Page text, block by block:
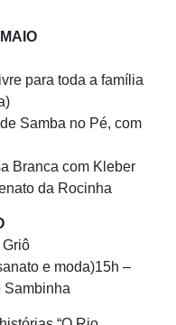
para toda a família
Samba no Pé, com
Branca com Kleber
da Rocinha
Griô
e moda)15h –
Sambinha